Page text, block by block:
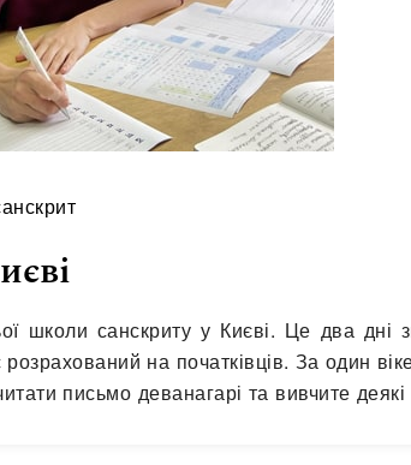
школи санскриту у Києві. Це два дні
на початківців. За один
письмо деванагарі та вивчите